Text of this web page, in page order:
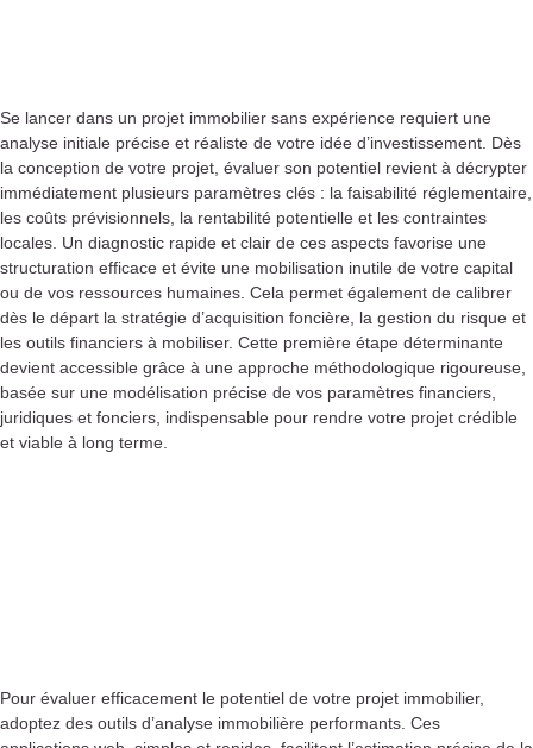
Se lancer dans un projet immobilier sans expérience requiert une
analyse initiale précise et réaliste de votre idée d’investissement. Dès
la conception de votre projet, évaluer son potentiel revient à décrypter
immédiatement plusieurs paramètres clés : la faisabilité réglementaire,
les coûts prévisionnels, la rentabilité potentielle et les contraintes
locales. Un diagnostic rapide et clair de ces aspects favorise une
structuration efficace et évite une mobilisation inutile de votre capital
ou de vos ressources humaines. Cela permet également de calibrer
dès le départ la stratégie d’acquisition foncière, la gestion du risque et
les outils financiers à mobiliser. Cette première étape déterminante
devient accessible grâce à une approche méthodologique rigoureuse,
basée sur une modélisation précise de vos paramètres financiers,
juridiques et fonciers, indispensable pour rendre votre projet crédible
et viable à long terme.
Pour évaluer efficacement le potentiel de votre projet immobilier,
adoptez des outils d’analyse immobilière performants. Ces